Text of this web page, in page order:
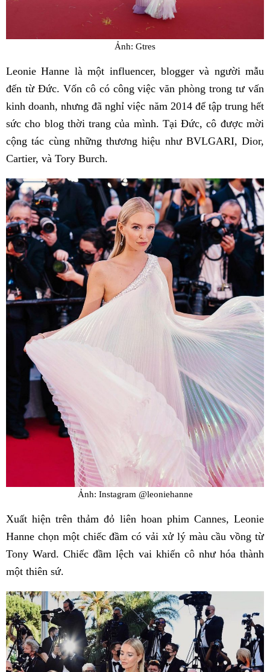
Ảnh: Gtres
Leonie Hanne là một influencer, blogger và người mẫu
đến từ Đức. Vốn cô có công việc văn phòng trong tư vấn
kinh doanh, nhưng đã nghỉ việc năm 2014 để tập trung hết
sức cho blog thời trang của mình. Tại Đức, cô được mời
cộng tác cùng những thương hiệu như BVLGARI, Dior,
Cartier, và Tory Burch.
Ảnh: Instagram @leoniehanne
Xuất hiện trên thảm đỏ liên hoan phim Cannes, Leonie
Hanne chọn một chiếc đầm có vải xử lý màu cầu vồng từ
Tony Ward. Chiếc đầm lệch vai khiến cô như hóa thành
một thiên sứ.